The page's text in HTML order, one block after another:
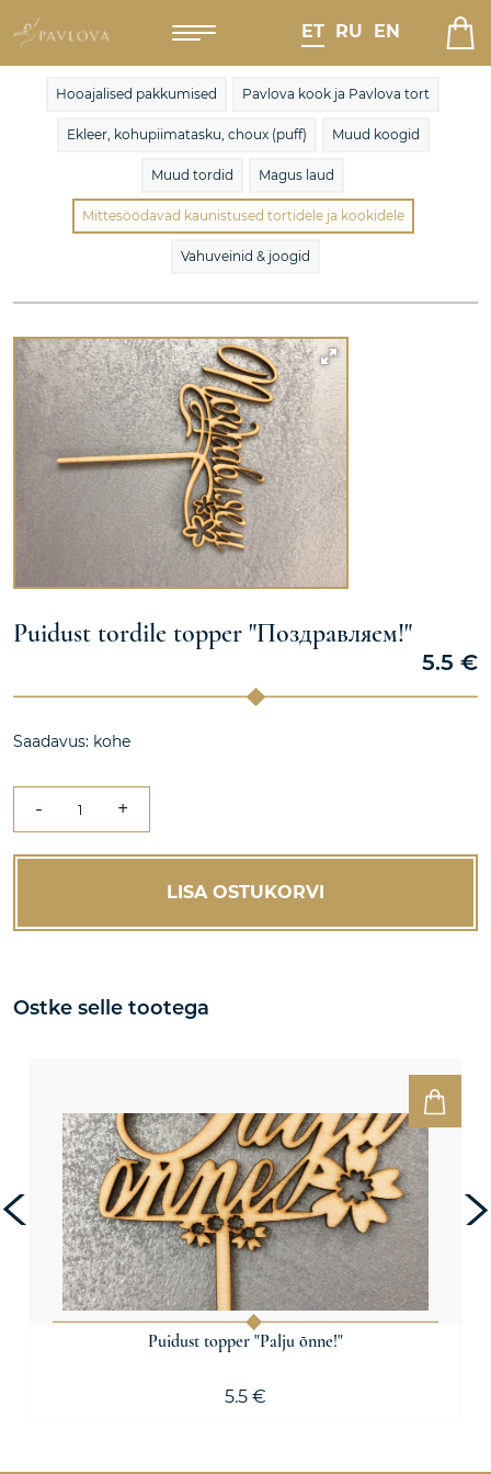
ET RU EN
Hooajalised pakkumised Pavlova kook ja Pavlova tort
Ekleer, kohupiimatasku, choux (puff) Muud koogid
Muud tordid Magus laud
Mittesöödavad kaunistused tortidele ja kookidele
Vahuveinid & joogid
Puidust tordile topper "Поздравляем!"
5.5 €
Saadavus: kohe
- +
LISA OSTUKORVI
Ostke selle tootega
Puidust topper "Palju õnne!"
5.5 €